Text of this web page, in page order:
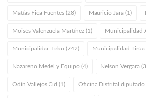
Matías Fica Fuentes (28) Mauricio Jara (1)
Moisés Valenzuela Martínez (1) Municipalidad
Municipalidad Lebu (742) Municipalidad Tirúa
Nazareno Medel y Equipo (4) Nelson Vergara
Odín Vallejos Cid (1) Oficina Distrital diputado